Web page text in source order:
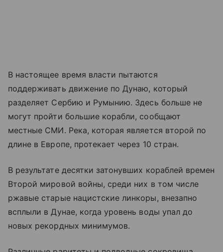
В настоящее время власти пытаются
поддерживать движение по Дунаю, который
разделяет Сербию и Румынию. Здесь больше не
могут пройти большие корабли, сообщают
местные СМИ. Река, которая является второй по
длине в Европе, протекает через 10 стран.
В результате десятки затонувших кораблей времен
Второй мировой войны, среди них в том числе
ржавые старые нацистские линкоры, внезапно
всплыли в Дунае, когда уровень воды упал до
новых рекордных минимумов.